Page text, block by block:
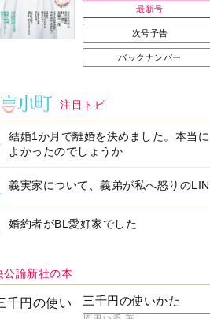
で始める遺言を書
準備セミナー開
耳にすっぽり！オーテ
ィコン補聴器、新しい
スタイルで All in Ear
の「オーティコン ジー
ヤホン「kikippa イ
ン HERALBONY
」発売
と訂正
たのペット自慢を
【編集部より】公式ア